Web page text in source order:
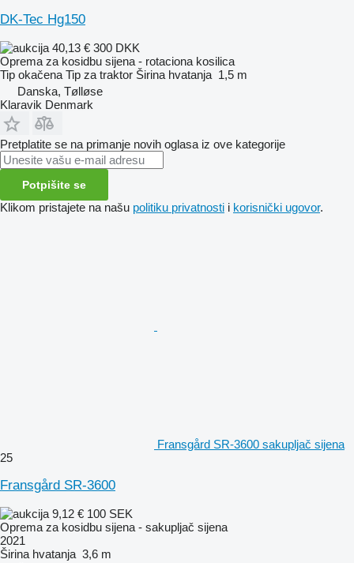
DK-Tec Hg150
40,13 € 300 DKK
Oprema za kosidbu sijena - rotaciona kosilica
Tip okačena Tip za traktor Širina hvatanja 1,5 m
Danska, Tølløse
Klaravik Denmark
Pretplatite se na primanje novih oglasa iz ove kategorije
Potpišite se
Klikom pristajete na našu politiku privatnosti i korisnički ugovor.
Fransgård SR-3600 sakupljač sijena
25
Fransgård SR-3600
9,12 € 100 SEK
Oprema za kosidbu sijena - sakupljač sijena
2021
Širina hvatanja 3,6 m